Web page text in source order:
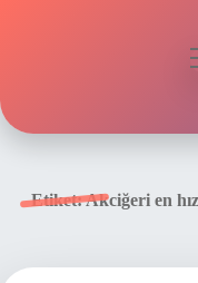
Etiket:Akciğeri en